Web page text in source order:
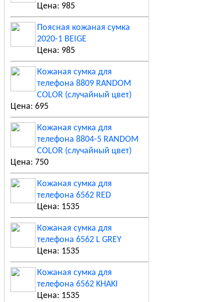
Цена: 985
Поясная кожаная сумка
2020-1 BEIGE
Цена: 985
Кожаная сумка для
телефона 8809 RANDOM
COLOR (случайный цвет)
Цена: 695
Кожаная сумка для
телефона 8804-5 RANDOM
COLOR (случайный цвет)
Цена: 750
Кожаная сумка для
телефона 6562 RED
Цена: 1535
Кожаная сумка для
телефона 6562 L GREY
Цена: 1535
Кожаная сумка для
телефона 6562 KHAKI
Цена: 1535